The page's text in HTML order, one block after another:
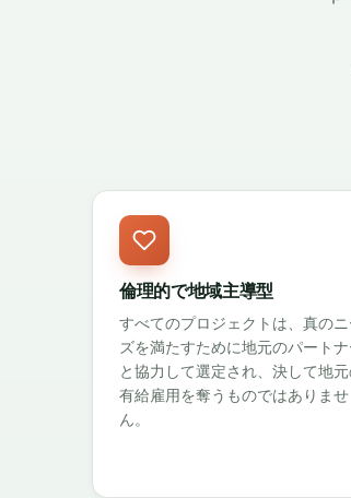
倫理的で地域主導型
すべてのプロジェクトは、真のニ
ズを満たすために地元のパートナ
と協力して選定され、決して地
有給雇用を奪うものではありませ
ん。